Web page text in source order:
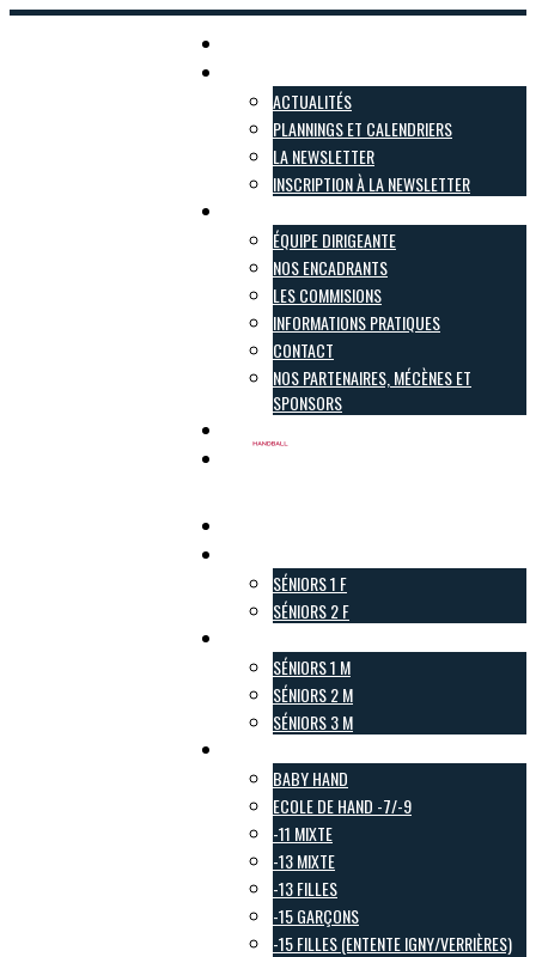
ACTUALITÉS
PLANNINGS ET CALENDRIERS
LA NEWSLETTER
INSCRIPTION À LA NEWSLETTER
ÉQUIPE DIRIGEANTE
NOS ENCADRANTS
LES COMMISIONS
INFORMATIONS PRATIQUES
CONTACT
NOS PARTENAIRES, MÉCÈNES ET
SPONSORS
SÉNIORS 1 F
SÉNIORS 2 F
SÉNIORS 1 M
SÉNIORS 2 M
SÉNIORS 3 M
BABY HAND
ECOLE DE HAND -7/-9
-11 MIXTE
-13 MIXTE
-13 FILLES
-15 GARÇONS
-15 FILLES (ENTENTE IGNY/VERRIÈRES)